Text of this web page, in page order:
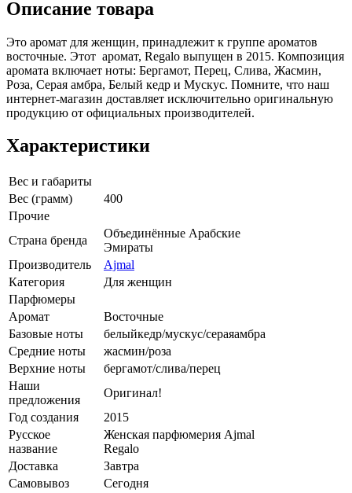
Описание товара
Это аромат для женщин, принадлежит к группе ароматов
восточные. Этот аромат, Regalo выпущен в 2015. Композиция
аромата включает ноты: Бергамот, Перец, Слива, Жасмин,
Роза, Серая амбра, Белый кедр и Мускус. Помните, что наш
интернет-магазин доставляет исключительно оригинальную
продукцию от официальных производителей.
Характеристики
Вес и габариты
Вес (грамм)
400
Прочие
Страна бренда
Объединённые Арабские
Эмираты
Производитель
Ajmal
Категория
Для женщин
Парфюмеры
Аромат
Восточные
Базовые ноты
белыйкедр/мускус/сераяамбра
Средние ноты
жасмин/роза
Верхние ноты
бергамот/слива/перец
Наши
предложения
Оригинал!
Год создания
2015
Русское
название
Женская парфюмерия Ajmal
Regalo
Доставка
Завтра
Самовывоз
Сегодня